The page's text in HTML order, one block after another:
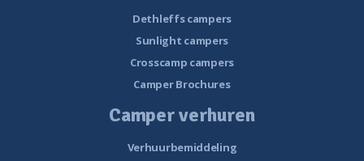
Dethleffs campers
Sunlight campers
Crosscamp campers
Camper Brochures
Camper verhuren
Verhuurbemiddeling